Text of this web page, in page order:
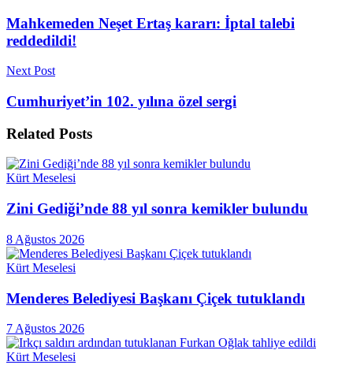
Mahkemeden Neşet Ertaş kararı: İptal talebi
reddedildi!
Next Post
Cumhuriyet’in 102. yılına özel sergi
Related Posts
Kürt Meselesi
Zini Gediği’nde 88 yıl sonra kemikler bulundu
8 Ağustos 2026
Kürt Meselesi
Menderes Belediyesi Başkanı Çiçek tutuklandı
7 Ağustos 2026
Kürt Meselesi